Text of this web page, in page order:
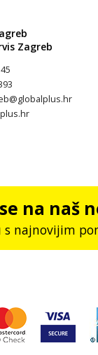
Zagreb
na naš
najnovijim